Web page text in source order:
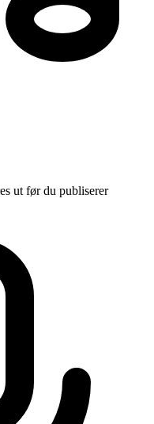
ut før du publiserer